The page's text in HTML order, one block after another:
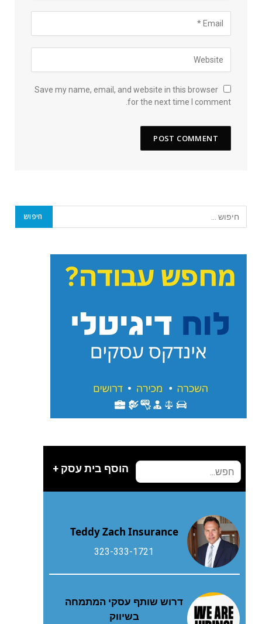
Save my name, email, and website in this browser
for the next time I comment.
הוסף בית עסק +
Teddy Zach Insurance
323-333-1721
דרוש שותף עסקי המתמחה
בשיווק